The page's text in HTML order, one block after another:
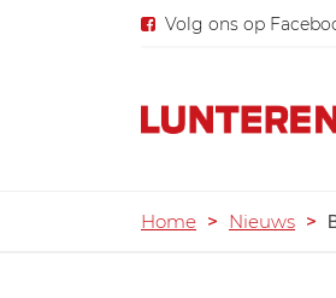
Volg ons op
Home > Nieuws >